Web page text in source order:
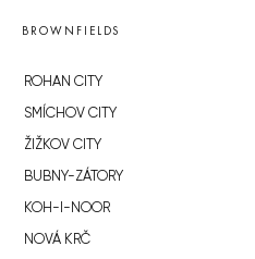
BROWNFIELDS
ROHAN CITY
SMÍCHOV CITY
ŽIŽKOV CITY
BUBNY-ZÁTORY
KOH-I-NOOR
NOVÁ KRČ